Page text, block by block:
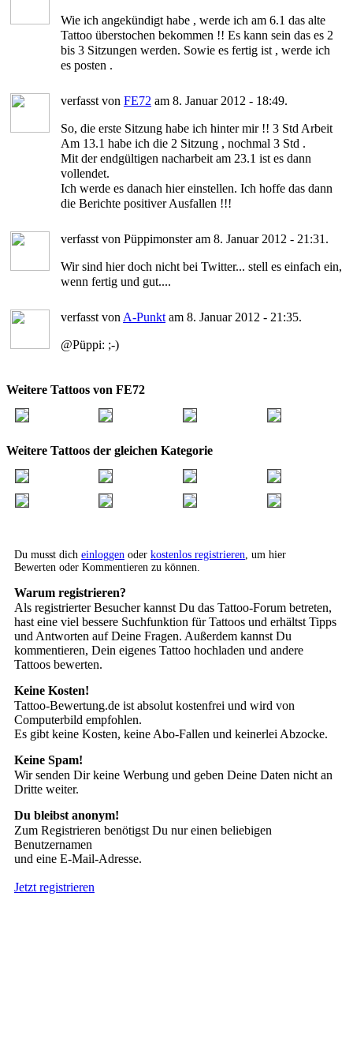
Wie ich angekündigt habe , werde ich am 6.1 das alte
Tattoo überstochen bekommen !! Es kann sein das es 2
bis 3 Sitzungen werden. Sowie es fertig ist , werde ich
es posten .
verfasst von FE72 am 8. Januar 2012 - 18:49.
So, die erste Sitzung habe ich hinter mir !! 3 Std Arbeit
Am 13.1 habe ich die 2 Sitzung , nochmal 3 Std .
Mit der endgültigen nacharbeit am 23.1 ist es dann
vollendet.
Ich werde es danach hier einstellen. Ich hoffe das dann
die Berichte positiver Ausfallen !!!
verfasst von Püppimonster am 8. Januar 2012 - 21:31.
Wir sind hier doch nicht bei Twitter... stell es einfach ein,
wenn fertig und gut....
verfasst von A-Punkt am 8. Januar 2012 - 21:35.
@Püppi: ;-)
Weitere Tattoos von FE72
Weitere Tattoos der gleichen Kategorie
Du musst dich einloggen oder kostenlos registrieren , um hier
Bewerten oder Kommentieren zu können.
Warum registrieren?
Als registrierter Besucher kannst Du das Tattoo-Forum betreten,
hast eine viel bessere Suchfunktion für Tattoos und erhältst Tipps
und Antworten auf Deine Fragen. Außerdem kannst Du
kommentieren, Dein eigenes Tattoo hochladen und andere
Tattoos bewerten.
Keine Kosten!
Tattoo-Bewertung.de ist absolut kostenfrei und wird von
Computerbild empfohlen.
Es gibt keine Kosten, keine Abo-Fallen und keinerlei Abzocke.
Keine Spam!
Wir senden Dir keine Werbung und geben Deine Daten nicht an
Dritte weiter.
Du bleibst anonym!
Zum Registrieren benötigst Du nur einen beliebigen
Benutzernamen
und eine E-Mail-Adresse.
Jetzt registrieren